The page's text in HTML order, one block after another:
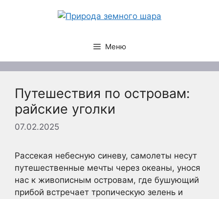
Меню
Путешествия по островам:
райские уголки
07.02.2025
Рассекая небесную синеву, самолеты несут
путешественные мечты через океаны, унося
нас к живописным островам, где бушующий
прибой встречает тропическую зелень и